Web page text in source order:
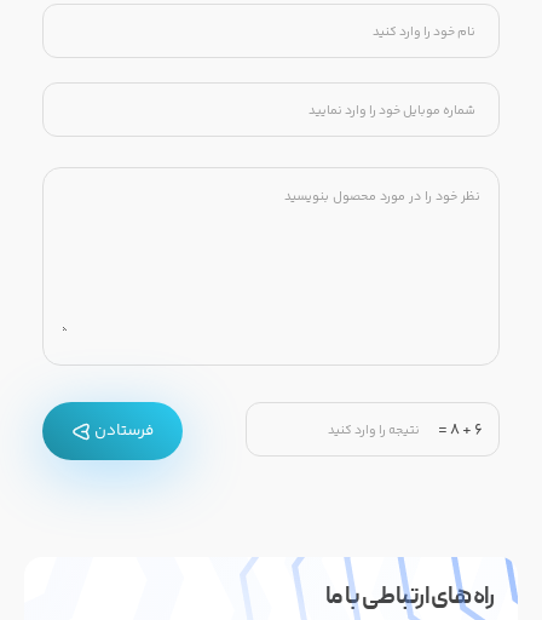
6
+
8
= فرستادن
راه های ارتباطی با ما